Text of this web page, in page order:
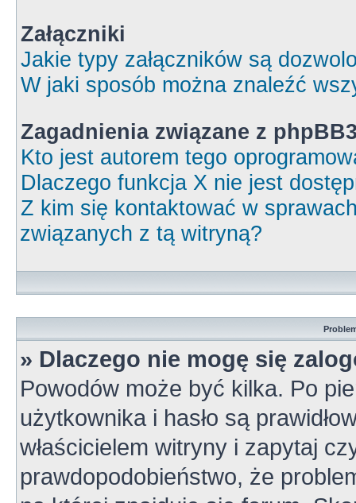
Załączniki
Jakie typy załączników są
W jaki sposób można znaleźć
Zagadnienia związane z
Kto jest autorem tego
Dlaczego funkcja X nie jest
Z kim się kontaktować w
związanych z tą witryną?
» Dlaczego nie mogę się
Powodów może być kilka. Po
użytkownika i hasło są
właścicielem witryny i zapytaj
prawdopodobieństwo, że